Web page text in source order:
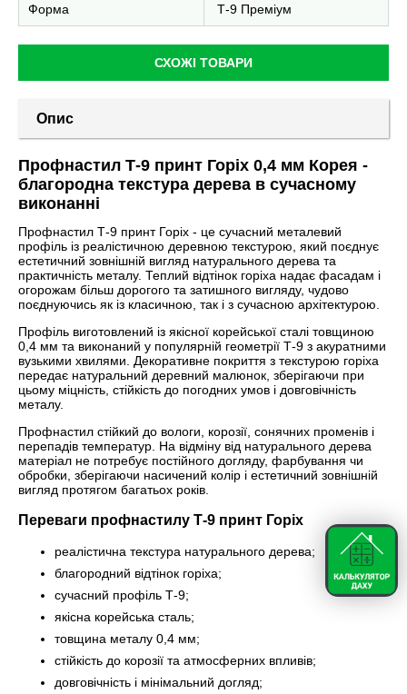
Форма Т-9 Преміум
СХОЖІ ТОВАРИ
Опис
Профнастил Т-9 принт Горіх 0,4 мм Корея -
благородна текстура дерева в сучасному
виконанні
Профнастил Т-9 принт Горіх - це сучасний металевий
профіль із реалістичною деревною текстурою, який поєднує
естетичний зовнішній вигляд натурального дерева та
практичність металу. Теплий відтінок горіха надає фасадам і
огорожам більш дорогого та затишного вигляду, чудово
поєднуючись як із класичною, так і з сучасною архітектурою.
Профіль виготовлений із якісної корейської сталі товщиною
0,4 мм та виконаний у популярній геометрії Т-9 з акуратними
вузькими хвилями. Декоративне покриття з текстурою горіха
передає натуральний деревний малюнок, зберігаючи при
цьому міцність, стійкість до погодних умов і довговічність
металу.
Профнастил стійкий до вологи, корозії, сонячних променів і
перепадів температур. На відміну від натурального дерева
матеріал не потребує постійного догляду, фарбування чи
обробки, зберігаючи насичений колір і естетичний зовнішній
вигляд протягом багатьох років.
Переваги профнастилу Т-9 принт Горіх
реалістична текстура натурального дерева;
благородний відтінок горіха;
сучасний профіль Т-9;
якісна корейська сталь;
товщина металу 0,4 мм;
стійкість до корозії та атмосферних впливів;
довговічність і мінімальний догляд;